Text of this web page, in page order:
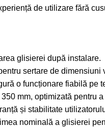
de utilizare fără
glisierei după instalare.
sertare de dimensiuni
o funcționare fiabilă pe
mm, optimizată pentru
și stabilitate
nominală a glisierei